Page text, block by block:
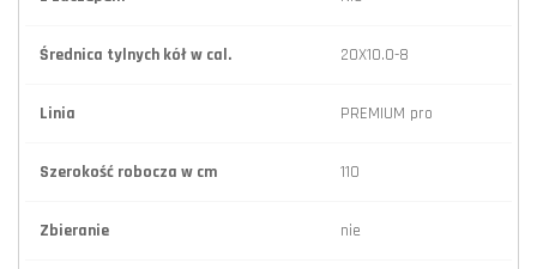
Średnica tylnych kół w cal. 20X10.0-8
Linia PREMIUM pro
Szerokość robocza w cm 110
Zbieranie nie